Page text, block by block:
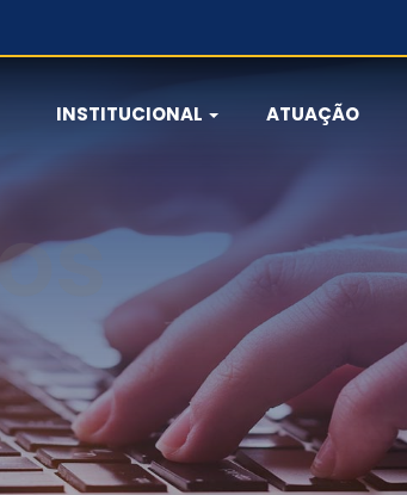
INSTITUCIONAL ATUAÇÃO